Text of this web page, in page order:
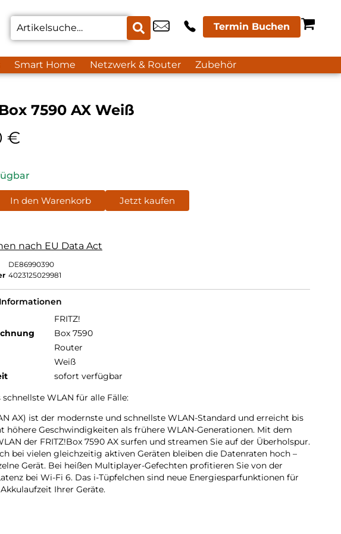
Termin Buchen
Smart Home Netzwerk & Router Zubehör
7590 AX Weiß
€
In den Warenkorb Jetzt kaufen
nach EU Data Act
DE86990390
4023125029981
FRITZ!
Box 7590
Router
Weiß
sofort verfügbar
schnellste WLAN für alle Fälle:
AX) ist der modernste und schnellste WLAN-Standard und erreicht bis
höhere Geschwindigkeiten als frühere WLAN-Generationen. Mit dem
der FRITZ!Box 7590 AX surfen und streamen Sie auf der Überholspur.
bei vielen gleichzeitig aktiven Geräten bleiben die Datenraten hoch –
Gerät. Bei heißen Multiplayer-Gefechten profitieren Sie von der
bei Wi-Fi 6. Das i-Tüpfelchen sind neue Energiesparfunktionen für
Ihrer Geräte.
die FRITZ!Box 7590 AX bewährte Standards wie WLAN AC und N